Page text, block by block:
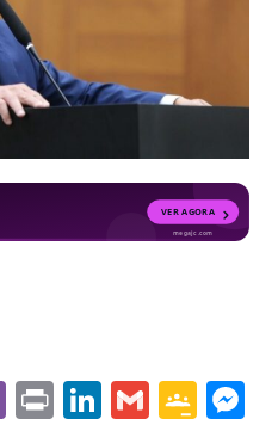
Vi Pr Li G G M